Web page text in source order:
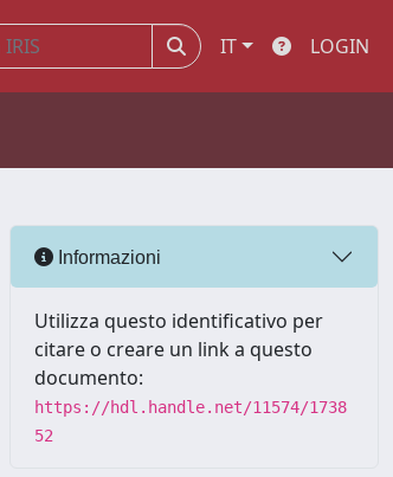
IT LOGIN
Informazioni
Utilizza questo identificativo per
citare o creare un link a questo
documento:
https://hdl.handle.net/11574/1738
52